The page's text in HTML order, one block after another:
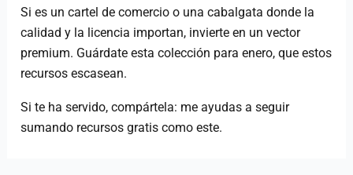
Si es un cartel de comercio o una cabalgata donde la
calidad y la licencia importan, invierte en un vector
premium. Guárdate esta colección para enero, que estos
recursos escasean.
Si te ha servido, compártela: me ayudas a seguir
sumando recursos gratis como este.